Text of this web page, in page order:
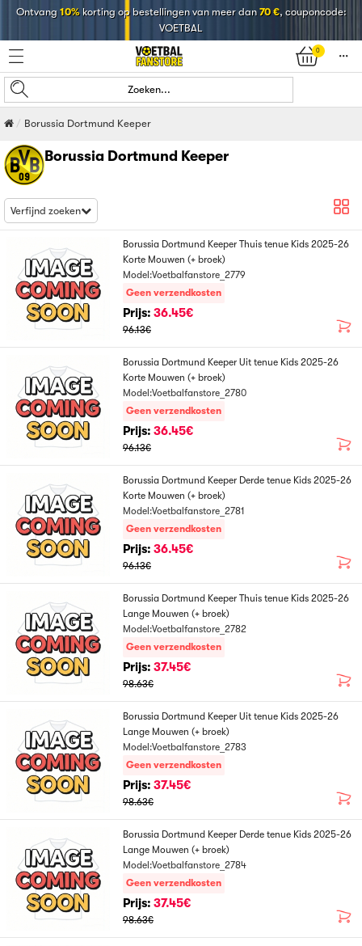
Ontvang 10%korting op bestellingen van meer dan70 €, couponcode:
VOETBAL
0
󰄒
Zoeken...
Borussia Dortmund Keeper
Borussia Dortmund Keeper
Verfijnd zoeken
Borussia Dortmund Keeper Thuis tenue Kids 2025-26
Korte Mouwen (+ broek)
Model:Voetbalfanstore_2779
Geen verzendkosten
Prijs: 36.45€
96.13€
Borussia Dortmund Keeper Uit tenue Kids 2025-26
Korte Mouwen (+ broek)
Model:Voetbalfanstore_2780
Geen verzendkosten
Prijs: 36.45€
96.13€
Borussia Dortmund Keeper Derde tenue Kids 2025-26
Korte Mouwen (+ broek)
Model:Voetbalfanstore_2781
Geen verzendkosten
Prijs: 36.45€
96.13€
Borussia Dortmund Keeper Thuis tenue Kids 2025-26
Lange Mouwen (+ broek)
Model:Voetbalfanstore_2782
Geen verzendkosten
Prijs: 37.45€
98.63€
Borussia Dortmund Keeper Uit tenue Kids 2025-26
Lange Mouwen (+ broek)
Model:Voetbalfanstore_2783
Geen verzendkosten
Prijs: 37.45€
98.63€
Borussia Dortmund Keeper Derde tenue Kids 2025-26
Lange Mouwen (+ broek)
Model:Voetbalfanstore_2784
Geen verzendkosten
Prijs: 37.45€
98.63€